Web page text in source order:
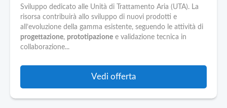
Sviluppo dedicato alle Unità di Trattamento Aria (UTA). La
risorsa contribuirà allo sviluppo di nuovi prodotti e
all’evoluzione della gamma esistente, seguendo le attività di
progettazione, prototipazione e validazione tecnica in
collaborazione...
Vedi offerta